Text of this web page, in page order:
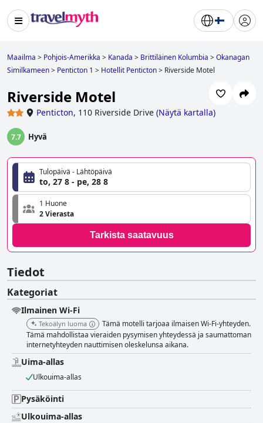
Maailma > Pohjois-Amerikka > Kanada > Brittiläinen Kolumbia >Okanagan
Similkameen> Penticton 1 > Hotellit Penticton> Riverside Motel
Riverside Motel
Penticton, 110 Riverside Drive (Näytä kartalla)
7.7 Hyvä
Tulopäivä - Lähtöpäivä
to, 27 8 - pe, 28 8
1 Huone
2 Vierasta
Tarkista saatavuus
Tiedot
Kategoriat
Ilmainen Wi-Fi
Tekoälyn luoma
Tämä motelli tarjoaa ilmaisen Wi-Fi-yhteyden.
Tämä mahdollistaa vieraiden pysymisen yhteydessä ja saumattoman
internetyhteyden nauttimisen oleskelunsa aikana.
Uima-allas
Ulkouima-allas
Pysäköinti
Ulkouima-allas